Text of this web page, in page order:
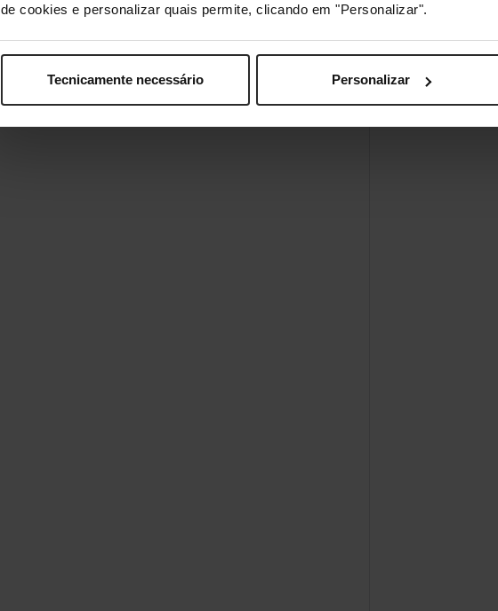
de cookies e personalizar quais permite, clicando em "Personalizar".
Tecnicamente necessário Personalizar